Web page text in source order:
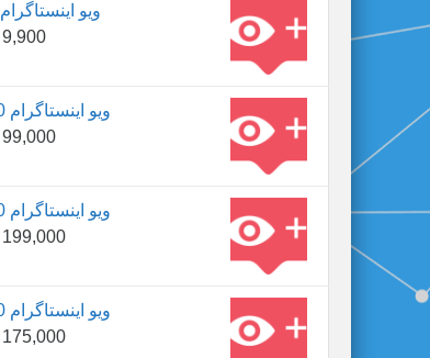
1000 ویو اینستاگرام
9,900
10000 ویو اینستاگرام
99,000
25000 ویو اینستاگرام
199,000
50000 ویو اینستاگرام
175,000